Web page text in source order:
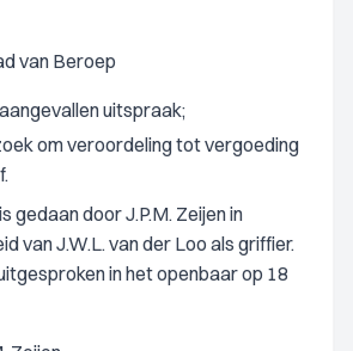
van Beroep
uitspraak;
om veroordeling tot vergoeding
gedaan door J.P.M. Zeijen in
van J.W.L. van der Loo als griffier.
in het openbaar op 18